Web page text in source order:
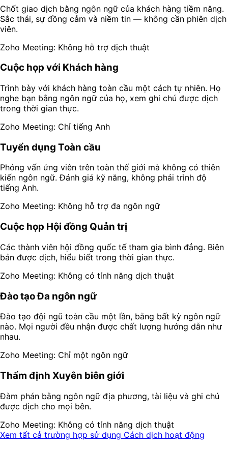
Chốt giao dịch bằng ngôn ngữ của khách hàng tiềm năng.
Sắc thái, sự đồng cảm và niềm tin — không cần phiên dịch
viên.
Zoho Meeting: Không hỗ trợ dịch thuật
Cuộc họp với Khách hàng
Trình bày với khách hàng toàn cầu một cách tự nhiên. Họ
nghe bạn bằng ngôn ngữ của họ, xem ghi chú được dịch
trong thời gian thực.
Zoho Meeting: Chỉ tiếng Anh
Tuyển dụng Toàn cầu
Phỏng vấn ứng viên trên toàn thế giới mà không có thiên
kiến ngôn ngữ. Đánh giá kỹ năng, không phải trình độ
tiếng Anh.
Zoho Meeting: Không hỗ trợ đa ngôn ngữ
Cuộc họp Hội đồng Quản trị
Các thành viên hội đồng quốc tế tham gia bình đẳng. Biên
bản được dịch, hiểu biết trong thời gian thực.
Zoho Meeting: Không có tính năng dịch thuật
Đào tạo Đa ngôn ngữ
Đào tạo đội ngũ toàn cầu một lần, bằng bất kỳ ngôn ngữ
nào. Mọi người đều nhận được chất lượng hướng dẫn như
nhau.
Zoho Meeting: Chỉ một ngôn ngữ
Thẩm định Xuyên biên giới
Đàm phán bằng ngôn ngữ địa phương, tài liệu và ghi chú
được dịch cho mọi bên.
Zoho Meeting: Không có tính năng dịch thuật
Xem tất cả trường hợp sử dụng Cách dịch hoạt động